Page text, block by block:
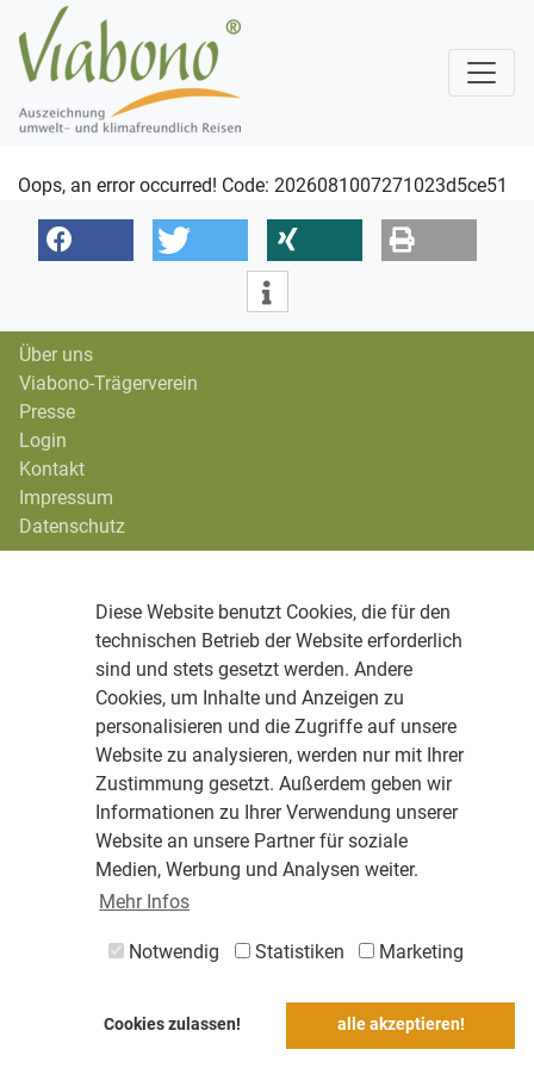
Diese Website benutzt Cookies, die für den
technischen Betrieb der Website erforderlich
sind und stets gesetzt werden. Andere
Cookies, um Inhalte und Anzeigen zu
personalisieren und die Zugriffe auf unsere
Website zu analysieren, werden nur mit Ihrer
Zustimmung gesetzt. Außerdem geben wir
Informationen zu Ihrer Verwendung unserer
Website an unsere Partner für soziale
Medien, Werbung und Analysen weiter.
Mehr Infos
Notwendig Statistiken Marketing
Cookies zulassen! alle akzeptieren!
Oops, an error occurred! Code: 2026081007271023d5ce51
Über uns
Viabono-Trägerverein
Presse
Login
Kontakt
Impressum
Datenschutz